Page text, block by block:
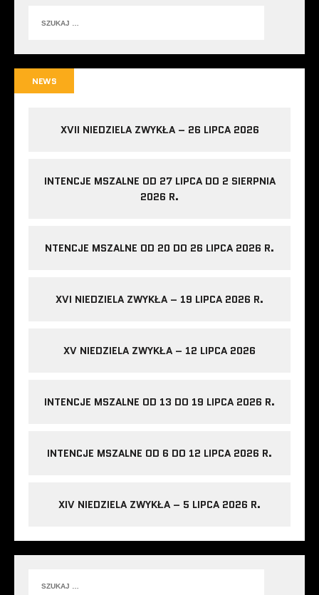
NEWS
XVII NIEDZIELA ZWYKŁA – 26 LIPCA 2026
INTENCJE MSZALNE OD 27 LIPCA DO 2 SIERPNIA
2026 R.
NTENCJE MSZALNE OD 20 DO 26 LIPCA 2026 R.
XVI NIEDZIELA ZWYKŁA – 19 LIPCA 2026 R.
XV NIEDZIELA ZWYKŁA – 12 LIPCA 2026
INTENCJE MSZALNE OD 13 DO 19 LIPCA 2026 R.
INTENCJE MSZALNE OD 6 DO 12 LIPCA 2026 R.
XIV NIEDZIELA ZWYKŁA – 5 LIPCA 2026 R.